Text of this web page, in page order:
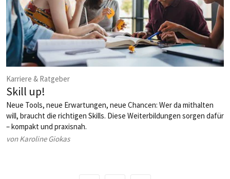
Karriere & Ratgeber
Skill up!
Neue Tools, neue Erwartungen, neue Chancen: Wer da mithalten
will, braucht die richtigen Skills. Diese Weiterbildungen sorgen dafür
– kompakt und praxisnah.
von Karoline Giokas